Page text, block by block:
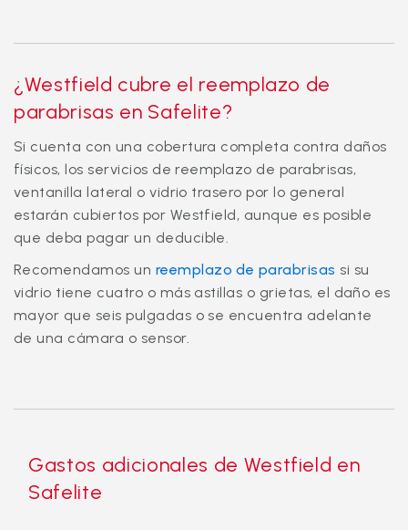
¿Westfield cubre el reemplazo de
parabrisas en Safelite?
Si cuenta con una cobertura completa contra daños
físicos, los servicios de reemplazo de parabrisas,
ventanilla lateral o vidrio trasero por lo general
estarán cubiertos por Westfield, aunque es posible
que deba pagar un deducible.
Recomendamos un reemplazo de parabrisas si su
vidrio tiene cuatro o más astillas o grietas, el daño es
mayor que seis pulgadas o se encuentra adelante
de una cámara o sensor.
Gastos adicionales de Westfield en
Safelite